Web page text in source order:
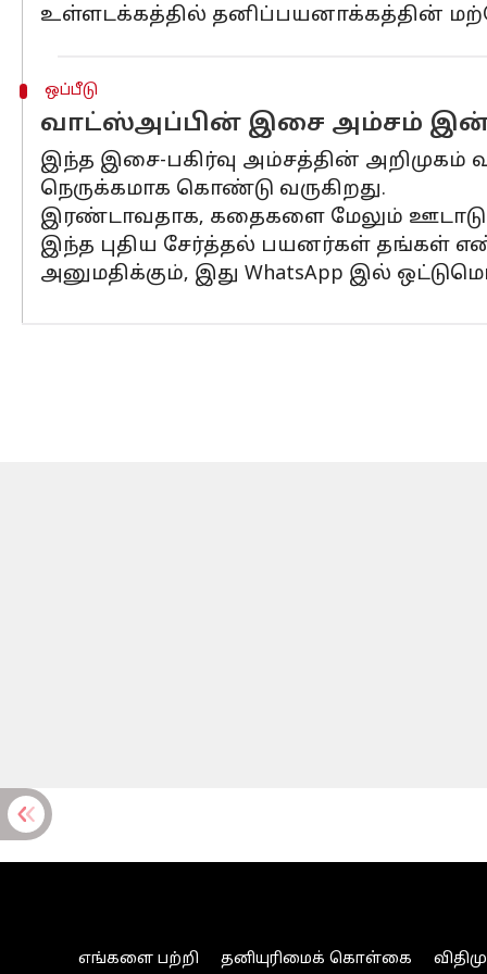
உள்ளடக்கத்தில் தனிப்பயனாக்கத்தின்
ஒப்பீடு
வாட்ஸ்அப்பின் இசை அம்சம்
இந்த இசை-பகிர்வு அம்சத்தின் அறிமுகம்
நெருக்கமாக கொண்டு வருகிறது.
இரண்டாவதாக, கதைகளை மேலும் ஊடாடும்
இந்த புதிய சேர்த்தல் பயனர்கள் தங்கள்
அனுமதிக்கும், இது WhatsApp இல்
எங்களை பற்றி தனியுரிமைக் கொள்கை